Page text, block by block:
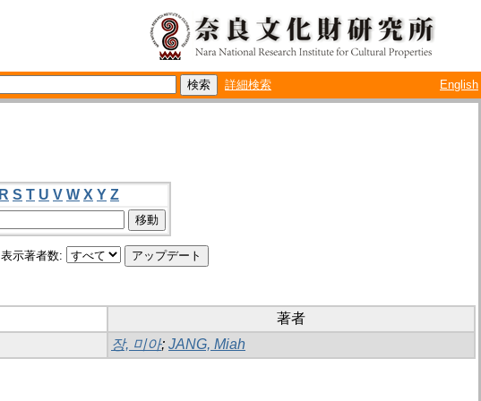
詳細検索 English
R S T U V W X Y Z
表示著者数:
著者
장, 미아; JANG, Miah